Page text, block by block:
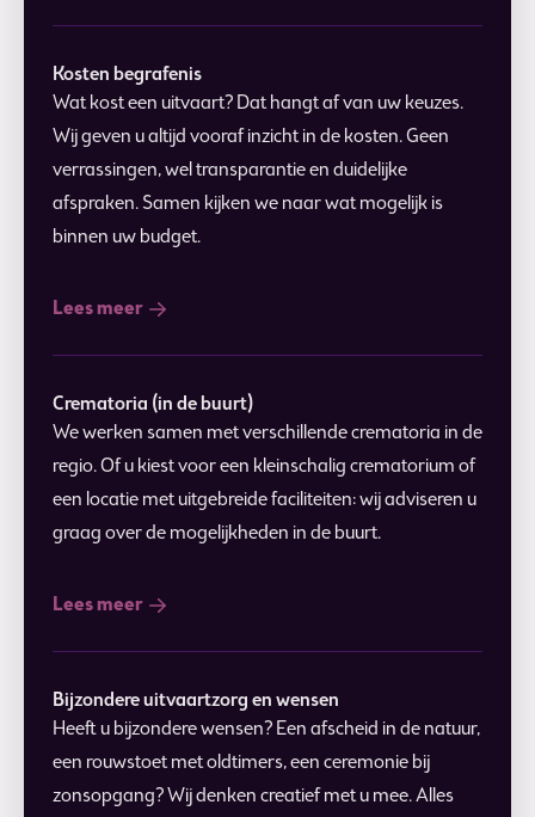
Kosten begrafenis
Wat kost een uitvaart? Dat hangt af van uw keuzes.
Wij geven u altijd vooraf inzicht in de kosten. Geen
verrassingen, wel transparantie en duidelijke
afspraken. Samen kijken we naar wat mogelijk is
binnen uw budget.
Lees meer
Crematoria (in de buurt)
We werken samen met verschillende crematoria in de
regio. Of u kiest voor een kleinschalig crematorium of
een locatie met uitgebreide faciliteiten: wij adviseren u
graag over de mogelijkheden in de buurt.
Lees meer
Bijzondere uitvaartzorg en wensen
Heeft u bijzondere wensen? Een afscheid in de natuur,
een rouwstoet met oldtimers, een ceremonie bij
zonsopgang? Wij denken creatief met u mee. Alles